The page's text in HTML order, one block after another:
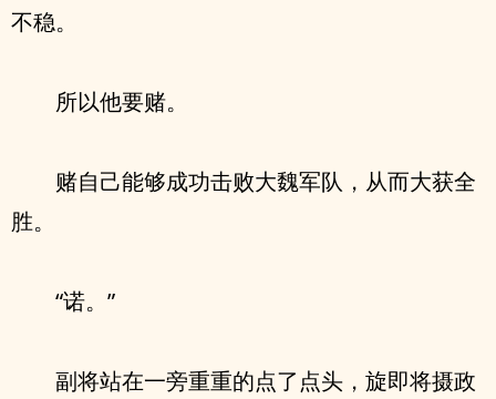
不稳。
所以他要赌。
赌自己能够成功击败大魏军队，从而大获全
胜。
“诺。”
副将站在一旁重重的点了点头，旋即将摄政